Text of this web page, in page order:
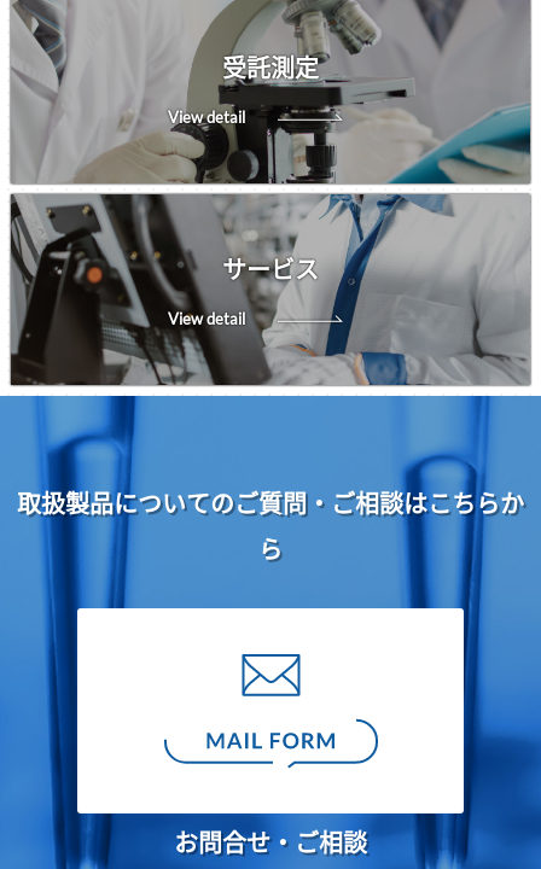
受託測定
View detail
サービス
View detail
取扱製品についてのご質問・ご相談はこちらか
ら
お問合せ・ご相談